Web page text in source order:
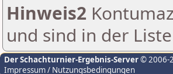
Hinweis2
und sind in der
Der Schachturnier-Ergebnis-Server© 2006-
Impressum / Nutzungsbedingungen